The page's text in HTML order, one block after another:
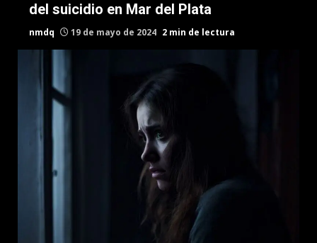
del suicidio en Mar del Plata
nmdq 19 de mayo de 2024 2 min de lectura